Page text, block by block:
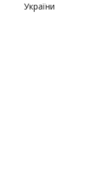
України